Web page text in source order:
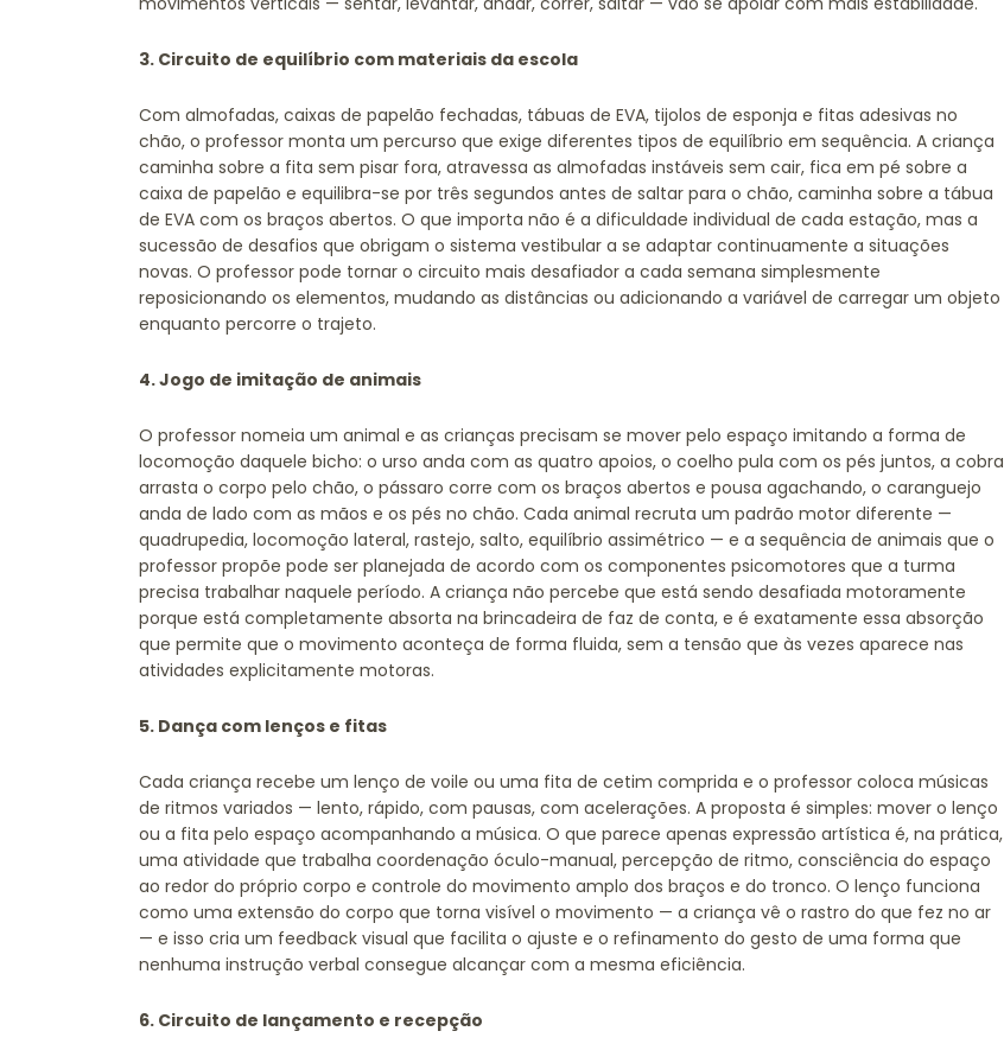
3. Circuito de equilíbrio com materiais da escola
Com almofadas, caixas de papelão fechadas, tábuas de EVA, tijolos de esponja e fitas adesivas no
chão, o professor monta um percurso que exige diferentes tipos de equilíbrio em sequência. A criança
caminha sobre a fita sem pisar fora, atravessa as almofadas instáveis sem cair, fica em pé sobre a
caixa de papelão e equilibra-se por três segundos antes de saltar para o chão, caminha sobre a tábua
de EVA com os braços abertos. O que importa não é a dificuldade individual de cada estação, mas a
sucessão de desafios que obrigam o sistema vestibular a se adaptar continuamente a situações
novas. O professor pode tornar o circuito mais desafiador a cada semana simplesmente
reposicionando os elementos, mudando as distâncias ou adicionando a variável de carregar um objeto
enquanto percorre o trajeto.
4. Jogo de imitação de animais
O professor nomeia um animal e as crianças precisam se mover pelo espaço imitando a forma de
locomoção daquele bicho: o urso anda com as quatro apoios, o coelho pula com os pés juntos, a cobra
arrasta o corpo pelo chão, o pássaro corre com os braços abertos e pousa agachando, o caranguejo
anda de lado com as mãos e os pés no chão. Cada animal recruta um padrão motor diferente —
quadrupedia, locomoção lateral, rastejo, salto, equilíbrio assimétrico — e a sequência de animais que o
professor propõe pode ser planejada de acordo com os componentes psicomotores que a turma
precisa trabalhar naquele período. A criança não percebe que está sendo desafiada motoramente
porque está completamente absorta na brincadeira de faz de conta, e é exatamente essa absorção
que permite que o movimento aconteça de forma fluida, sem a tensão que às vezes aparece nas
atividades explicitamente motoras.
5. Dança com lenços e fitas
Cada criança recebe um lenço de voile ou uma fita de cetim comprida e o professor coloca músicas
de ritmos variados — lento, rápido, com pausas, com acelerações. A proposta é simples: mover o lenço
ou a fita pelo espaço acompanhando a música. O que parece apenas expressão artística é, na prática,
uma atividade que trabalha coordenação óculo-manual, percepção de ritmo, consciência do espaço
ao redor do próprio corpo e controle do movimento amplo dos braços e do tronco. O lenço funciona
como uma extensão do corpo que torna visível o movimento — a criança vê o rastro do que fez no ar
— e isso cria um feedback visual que facilita o ajuste e o refinamento do gesto de uma forma que
nenhuma instrução verbal consegue alcançar com a mesma eficiência.
6. Circuito de lançamento e recepção